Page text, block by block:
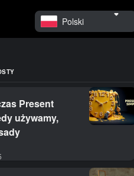
Polski
Present
używamy,